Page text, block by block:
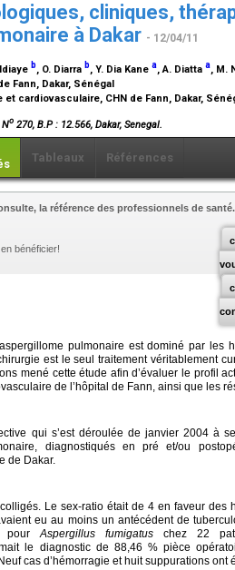
cliniques,
à Dakar - 12/04/11
b, O. Diarra b, Y. Dia Kane a, A. Diatta a, M.
Fann, Dakar, Sénégal
cardiovasculaire, CHN de Fann, Dakar,
No 270, B.P : 12.566, Dakar, Senegal.
Tableaux Références
la référence des professionnels de santé.
bénéficier!
pulmonaire est dominé par les
est le seul traitement véritablement
mené cette étude afin d’évaluer le profil
de l’hôpital de Fann, ainsi que les
qui s’est déroulée de janvier 2004 à
diagnostiqués en pré et/ou
de Dakar.
Le sex-ratio était de 4 en faveur des
eu au moins un antécédent de
pourAspergillus fumigatus chez 22
le diagnostic de 88,46 % pièce
cas d’hémorragie et huit suppurations ont